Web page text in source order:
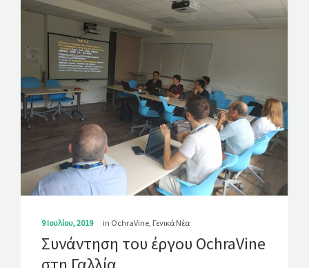
9 Ιουλίου, 2019 in OchraVine Γενικά Νέα
Συνάντηση του έργου OchraVine